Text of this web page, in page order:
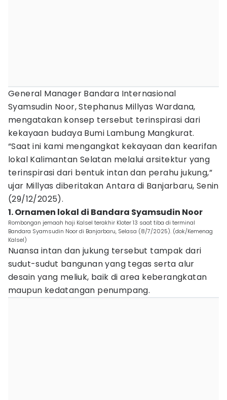
General Manager Bandara Internasional
Syamsudin Noor, Stephanus Millyas Wardana,
mengatakan konsep tersebut terinspirasi dari
kekayaan budaya Bumi Lambung Mangkurat.
“Saat ini kami mengangkat kekayaan dan kearifan
lokal Kalimantan Selatan melalui arsitektur yang
terinspirasi dari bentuk intan dan perahu jukung,”
ujar Millyas diberitakan Antara di Banjarbaru, Senin
(29/12/2025).
1. Ornamen lokal di Bandara Syamsudin Noor
Rombongan jemaah haji Kalsel terakhir Kloter 13 saat tiba di terminal
Bandara Syamsudin Noor di Banjarbaru, Selasa (8/7/2025). (dok/Kemenag
Kalsel)
Nuansa intan dan jukung tersebut tampak dari
sudut-sudut bangunan yang tegas serta alur
desain yang meliuk, baik di area keberangkatan
maupun kedatangan penumpang.